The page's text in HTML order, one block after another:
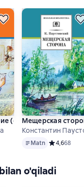
(сборник)
5 на основе 7 оценок
Мещерская
Константин
MatnMatn Средний
4,668
o'qiladi